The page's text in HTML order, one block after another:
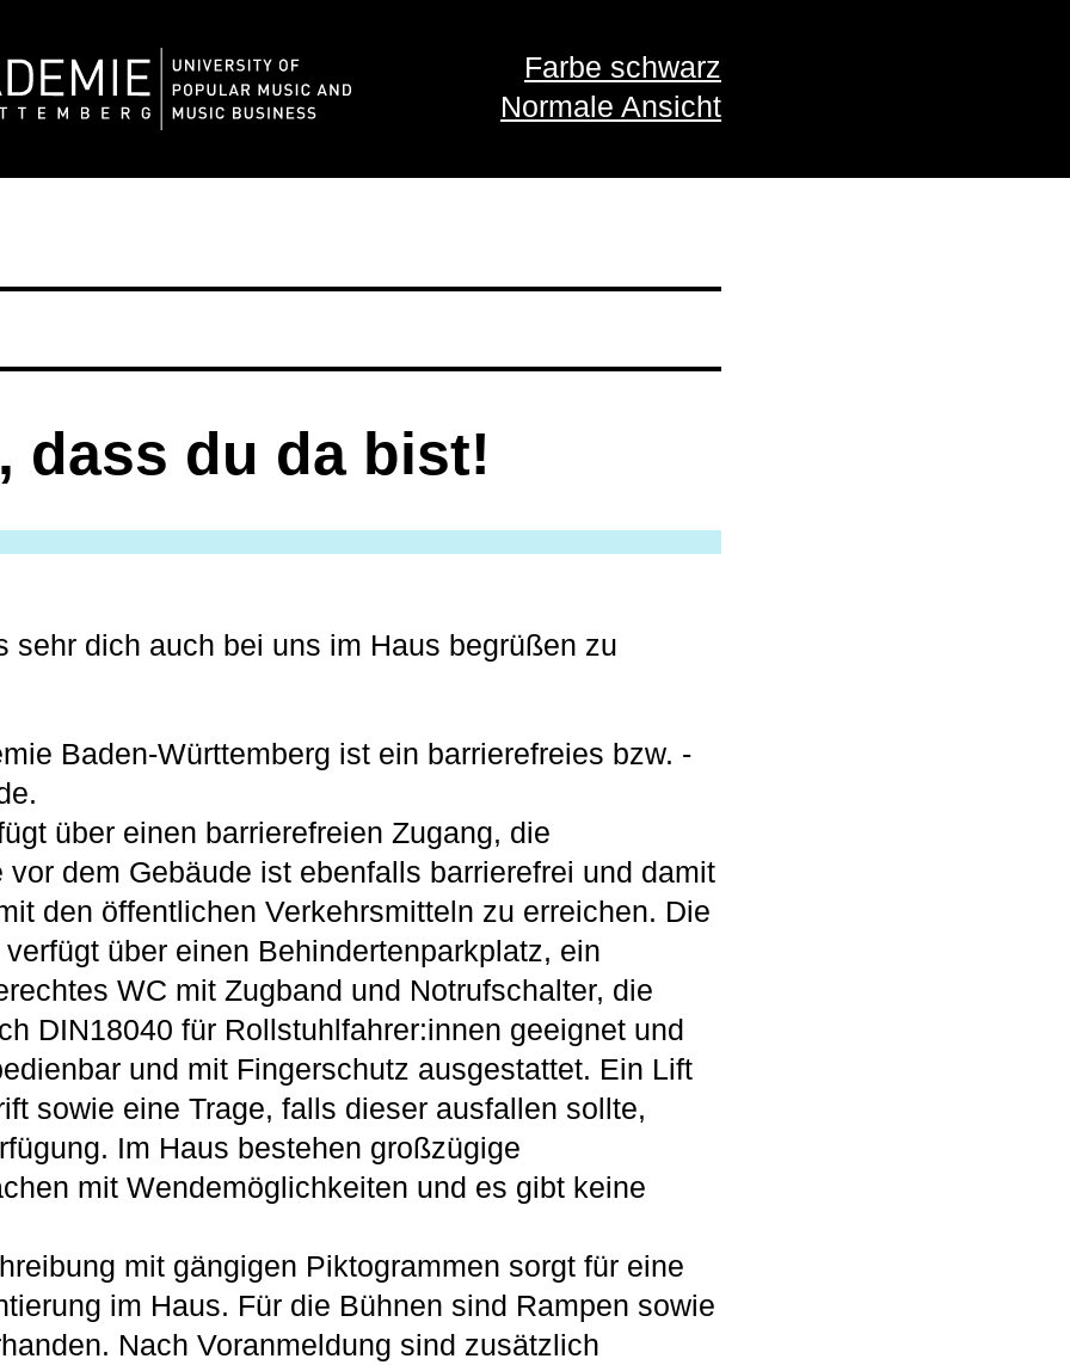
Farbe schwarz
Normale Ansicht
dass du da bist!
sehr dich auch bei uns im Haus begrüßen zu
Baden-Württemberg ist ein barrierefreies bzw. -
über einen barrierefreien Zugang, die
dem Gebäude ist ebenfalls barrierefrei und damit
den öffentlichen Verkehrsmitteln zu erreichen. Die
über einen Behindertenparkplatz, ein
WC mit Zugband und Notrufschalter, die
DIN18040 für Rollstuhlfahrer:innen geeignet und
und mit Fingerschutz ausgestattet. Ein Lift
sowie eine Trage, falls dieser ausfallen sollte,
Im Haus bestehen großzügige
mit Wendemöglichkeiten und es gibt keine
mit gängigen Piktogrammen sorgt für eine
im Haus. Für die Bühnen sind Rampen sowie
Nach Voranmeldung sind zusätzlich